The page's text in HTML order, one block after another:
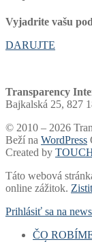
Vyjadrite vašu
DARUJTE
Transparency
Bajkalská 25, 827
© 2010 – 2026
Beží na WordPress
Created by
Táto webová
online zážitok.
Prihlásiť sa na
ČO